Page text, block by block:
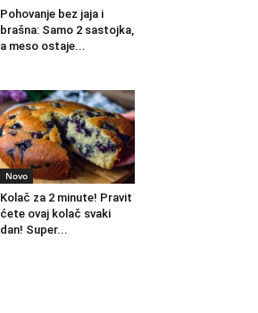
Pohovanje bez jaja i
brašna: Samo 2 sastojka,
a meso ostaje...
Novo
Kolač za 2 minute! Pravit
ćete ovaj kolač svaki
dan! Super...